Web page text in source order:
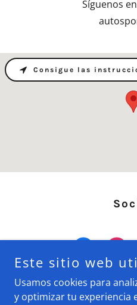
Síguenos
Consigue las
Este sitio web
Usamos cookies para
y optimizar tu experiencia